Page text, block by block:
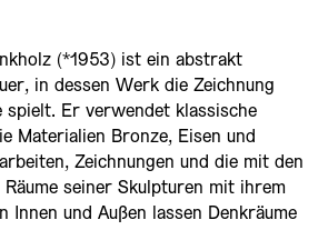
(*1953) ist ein abstrakt
in dessen Werk die Zeichnung
spielt. Er verwendet klassische
Materialien Bronze, Eisen und
Zeichnungen und die mit den
Räume seiner Skulpturen mit ihrem
Innen und Außen lassen Denkräume